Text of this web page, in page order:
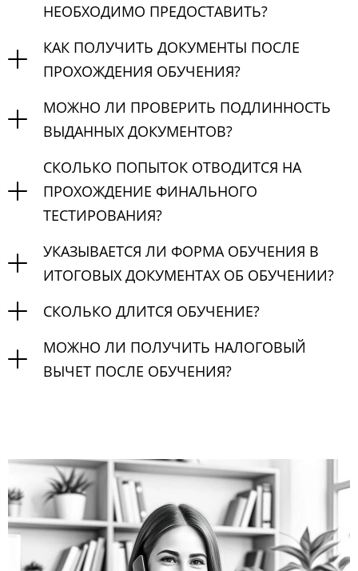
НЕОБХОДИМО ПРЕДОСТАВИТЬ?
КАК ПОЛУЧИТЬ ДОКУМЕНТЫ ПОСЛЕ
ПРОХОЖДЕНИЯ ОБУЧЕНИЯ?
МОЖНО ЛИ ПРОВЕРИТЬ ПОДЛИННОСТЬ
ВЫДАННЫХ ДОКУМЕНТОВ?
СКОЛЬКО ПОПЫТОК ОТВОДИТСЯ НА
ПРОХОЖДЕНИЕ ФИНАЛЬНОГО
ТЕСТИРОВАНИЯ?
УКАЗЫВАЕТСЯ ЛИ ФОРМА ОБУЧЕНИЯ В
ИТОГОВЫХ ДОКУМЕНТАХ ОБ ОБУЧЕНИИ?
СКОЛЬКО ДЛИТСЯ ОБУЧЕНИЕ?
МОЖНО ЛИ ПОЛУЧИТЬ НАЛОГОВЫЙ
ВЫЧЕТ ПОСЛЕ ОБУЧЕНИЯ?